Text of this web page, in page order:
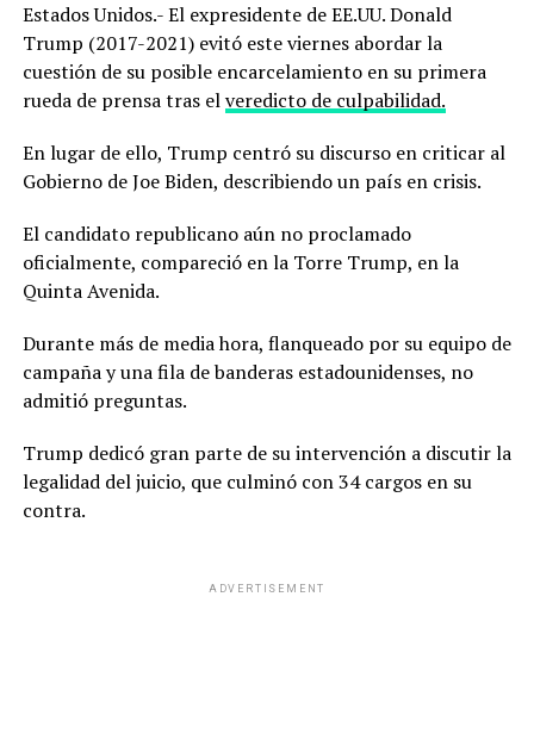
Estados Unidos.- El expresidente de EE.UU. Donald
Trump (2017-2021) evitó este viernes abordar la
cuestión de su posible encarcelamiento en su primera
rueda de prensa tras elveredicto de culpabilidad.
En lugar de ello, Trump centró su discurso en criticar al
Gobierno de Joe Biden, describiendo un país en crisis.
El candidato republicano aún no proclamado
oficialmente, compareció en la Torre Trump, en la
Quinta Avenida.
Durante más de media hora, flanqueado por su equipo de
campaña y una fila de banderas estadounidenses, no
admitió preguntas.
Trump dedicó gran parte de su intervención a discutir la
legalidad del juicio, que culminó con 34 cargos en su
contra.
ADVERTISEMENT